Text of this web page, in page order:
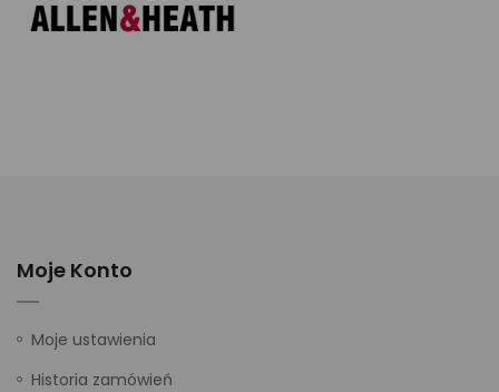
Moje Konto
Moje ustawienia
Historia zamówień